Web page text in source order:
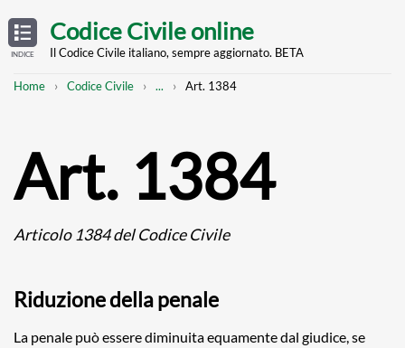
TABLE
OF
CONTENTS
INDICE
main
Codice Civile online
Il Codice Civile italiano, sempre aggiornato. BETA
Breadcrumb
Home Codice Civile
Mostra
... Art. 1384
Art. 1384
Articolo 1384 del Codice Civile
Riduzione della penale
La penale può essere diminuita equamente dal giudice, se